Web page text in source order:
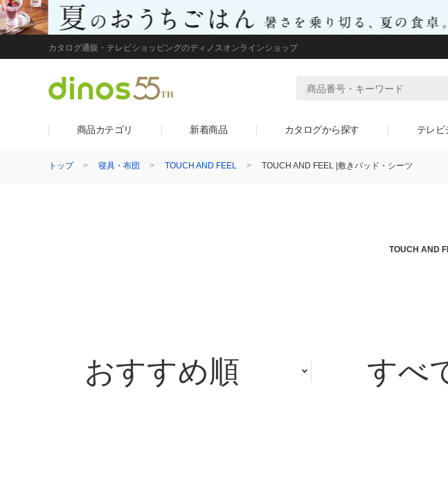
カタログ通販・テレビショッピングのディノスオンラインショップ
商品カテゴリ 新着商品 カタログから探す テレビ
トップ 寝具・布団 TOUCH AND FEEL TOUCH AND FEEL |敷きパッド・シーツ
TOUCH AND
おすすめ順 すべ